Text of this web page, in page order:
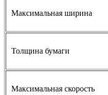
Максимальная ширина
Толщина бумаги
Максимальная скорость